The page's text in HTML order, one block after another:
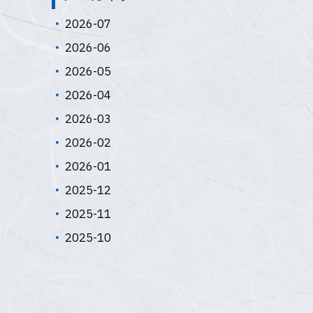
2026-07
2026-06
2026-05
2026-04
2026-03
2026-02
2026-01
2025-12
2025-11
2025-10